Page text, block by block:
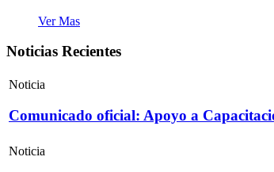
Ver Mas
Noticias Recientes
Noticia
Comunicado oficial: Apoyo a
Noticia